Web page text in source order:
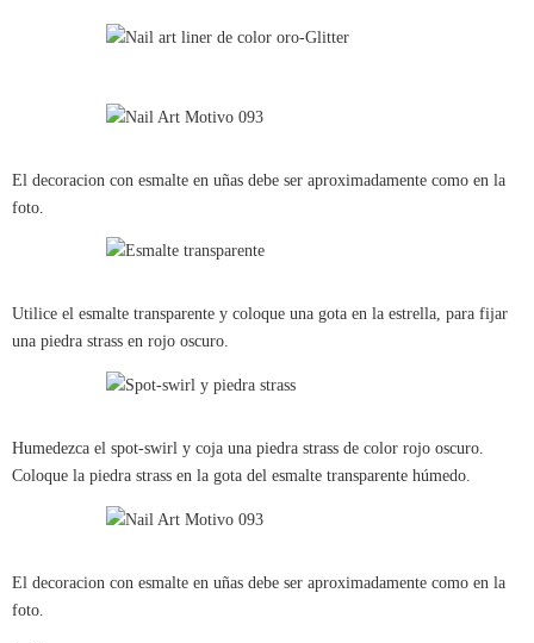
El decoracion con esmalte en uñas debe ser aproximadamente como en la
foto.
Utilice el esmalte transparente y coloque una gota en la estrella, para fijar
una piedra strass en rojo oscuro.
Humedezca el spot-swirl y coja una piedra strass de color rojo oscuro.
Coloque la piedra strass en la gota del esmalte transparente húmedo.
El decoracion con esmalte en uñas debe ser aproximadamente como en la
foto.